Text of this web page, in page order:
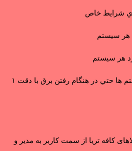
۸ – نگه داري زمان هاي سيستم ها حتي در هنگام رفتن برق با دقت ۱
کافه تریا از سمت کاربر به مدیر و